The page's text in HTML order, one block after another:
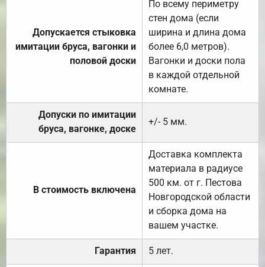
Допускается стыковка
имитации бруса, вагонки и
половой доски
По всему периметру
стен дома (если
ширина и длина дома
более 6,0 метров).
Вагонки и доски пола
в каждой отдельной
комнате.
Допуски по имитации
бруса, вагонке, доске
+/- 5 мм.
В стоимость включена
Доставка комплекта
материала в радиусе
500 км. от г. Пестова
Новгородской области
и сборка дома на
вашем участке.
Гарантия 5 лет.